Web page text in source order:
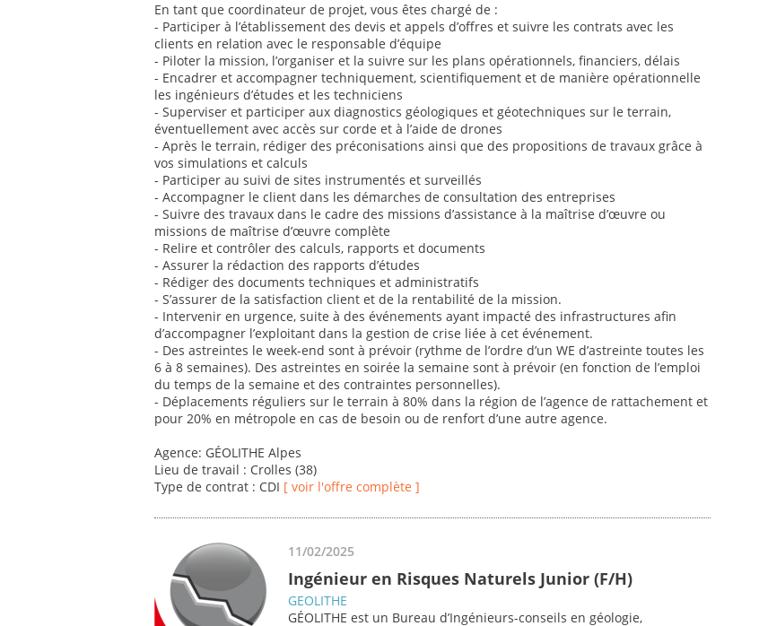
En tant que coordinateur de projet, vous êtes chargé de :
- Participer à l’établissement des devis et appels d’offres et suivre les contrats avec les
clients en relation avec le responsable d’équipe
- Piloter la mission, l’organiser et la suivre sur les plans opérationnels, financiers, délais
- Encadrer et accompagner techniquement, scientifiquement et de manière opérationnelle
les ingénieurs d’études et les techniciens
- Superviser et participer aux diagnostics géologiques et géotechniques sur le terrain,
éventuellement avec accès sur corde et à l’aide de drones
- Après le terrain, rédiger des préconisations ainsi que des propositions de travaux grâce à
vos simulations et calculs
- Participer au suivi de sites instrumentés et surveillés
- Accompagner le client dans les démarches de consultation des entreprises
- Suivre des travaux dans le cadre des missions d’assistance à la maîtrise d’œuvre ou
missions de maîtrise d’œuvre complète
- Relire et contrôler des calculs, rapports et documents
- Assurer la rédaction des rapports d’études
- Rédiger des documents techniques et administratifs
- S’assurer de la satisfaction client et de la rentabilité de la mission.
- Intervenir en urgence, suite à des événements ayant impacté des infrastructures afin
d’accompagner l’exploitant dans la gestion de crise liée à cet événement.
- Des astreintes le week-end sont à prévoir (rythme de l’ordre d’un WE d’astreinte toutes les
6 à 8 semaines). Des astreintes en soirée la semaine sont à prévoir (en fonction de l’emploi
du temps de la semaine et des contraintes personnelles).
- Déplacements réguliers sur le terrain à 80% dans la région de l’agence de rattachement et
pour 20% en métropole en cas de besoin ou de renfort d’une autre agence.
Agence: GÉOLITHE Alpes
Lieu de travail : Crolles (38)
Type de contrat : CDI [ voir l'offre complète ]
11/02/2025
Ingénieur en Risques Naturels Junior (F/H)
GEOLITHE
GÉOLITHE est un Bureau d’Ingénieurs-conseils en géologie,